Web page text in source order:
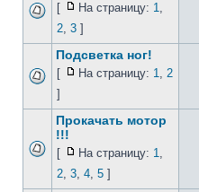
[ На страницу: 1,
2, 3 ]
Подсветка ног!
[ На страницу: 1, 2
]
Прокачать мотор
!!!
[ На страницу: 1,
2, 3, 4, 5 ]